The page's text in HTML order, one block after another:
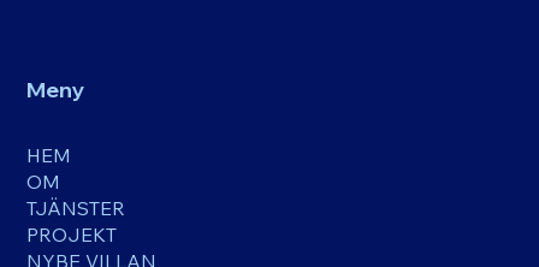
Meny
HEM
OM
TJÄNSTER
PROJEKT
NYBE VILLAN